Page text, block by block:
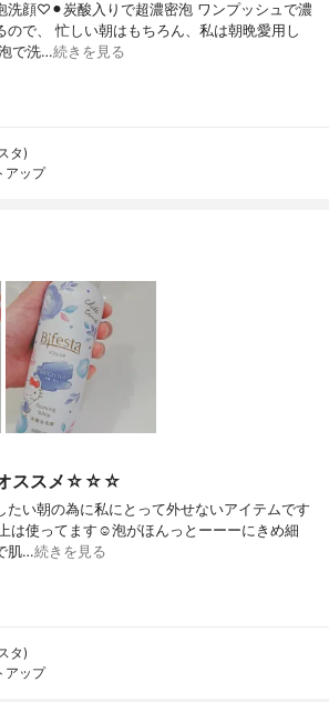
洗顔♡⚫︎炭酸入りで超濃密泡 ワンプッシュで濃
ので、 忙しい朝はもちろん、私は朝晩愛用し
で洗…続きを見る
タ)
アップ
ススメ☆☆☆
たい朝の為に私にとって外せないアイテムです
は使ってます☺️泡がほんっとーーーにきめ細
肌…続きを見る
タ)
アップ